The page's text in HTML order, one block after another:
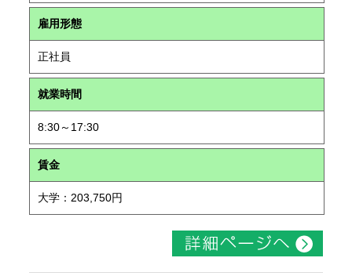
雇用形態
正社員
就業時間
8:30～17:30
賃金
大学：203,750円